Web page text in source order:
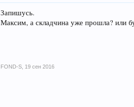
Запишусь.
Максим, а складчина уже прошла? или
FOND-S 19 сен 2016